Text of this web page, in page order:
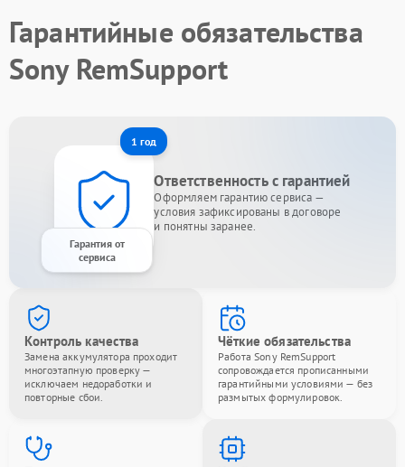
Гарантийные обязательства
Sony RemSupport
1 год
Гарантия от
сервиса
Ответственность с гарантией
Оформляем гарантию сервиса —
условия зафиксированы в договоре
и понятны заранее.
Контроль качества
Замена аккумулятора проходит
многоэтапную проверку —
исключаем недоработки и
повторные сбои.
Чёткие обязательства
Работа Sony RemSupport
сопровождается прописанными
гарантийными условиями — без
размытых формулировок.